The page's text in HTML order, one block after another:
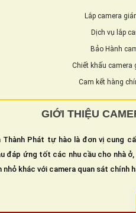
Lắp camera
Dịch vụ lắp
Bảo Hành
Chiết khấu
Cam kết hàng
GIỚI THIỆU
Thành Phát tự hào là đơn vị cung
đáp ứng tốt các nhu cầu cho nhà
nhỏ khác với camera quan sát